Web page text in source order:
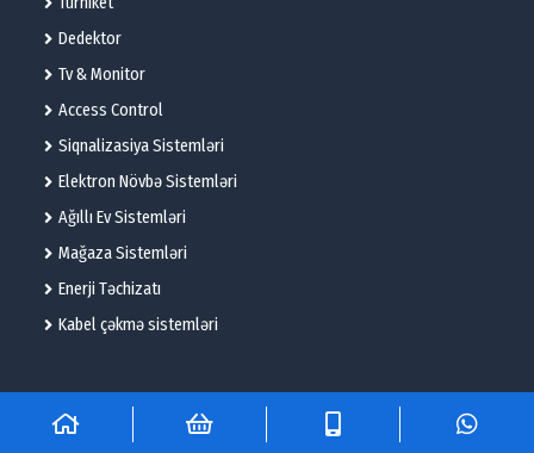
Dedektor
Tv & Monitor
Access Control
Siqnalizasiya Sistemləri
Elektron Növbə Sistemləri
Ağıllı Ev Sistemləri
Mağaza Sistemləri
Enerji Təchizatı
Kabel çəkmə sistemləri
© 2025 – Flame Technologies